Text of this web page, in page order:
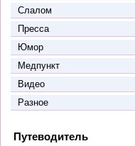
Слалом
Пресса
Юмор
Медпункт
Видео
Разное
Путеводитель